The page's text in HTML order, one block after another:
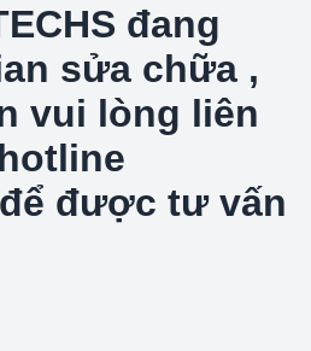
đang
sửa chữa ,
vui lòng liên
được tư vấn